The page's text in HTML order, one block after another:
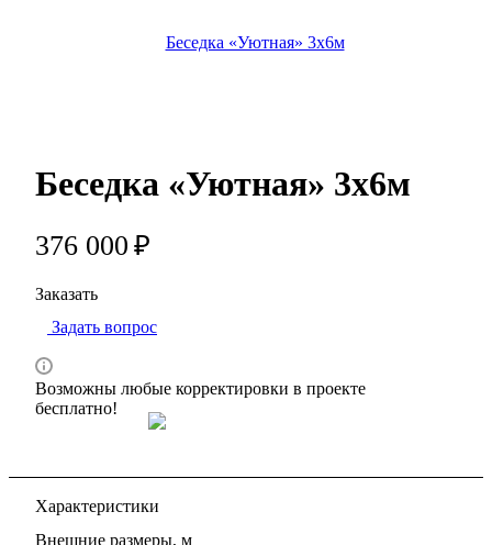
Беседка «Уютная» 3х6м
376 000 ₽
Заказать
Задать вопрос
Возможны любые корректировки в проекте
бесплатно!
Характеристики
Внешние размеры, м